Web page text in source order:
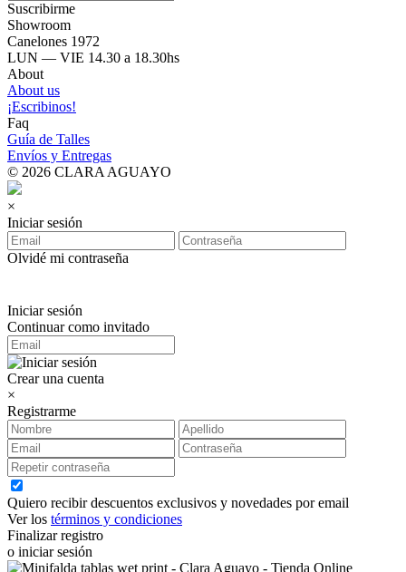
Suscribirme
Showroom
Canelones 1972
LUN — VIE 14.30 a 18.30hs
About
About us
¡Escribinos!
Faq
Guía de Talles
Envíos y Entregas
© 2026 CLARA AGUAYO
×
Iniciar sesión
Olvidé mi contraseña
Iniciar sesión
Continuar como invitado
Crear una cuenta
×
Registrarme
Quiero recibir descuentos exclusivos y novedades por email
Ver los términos y condiciones
Finalizar registro
o iniciar sesión